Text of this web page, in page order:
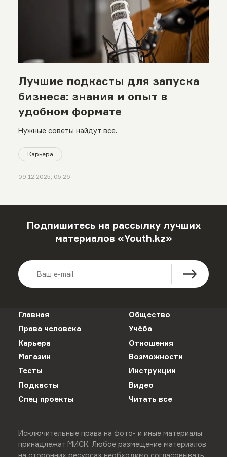
Лучшие подкасты для запуска
бизнеса: знания и опыт в
удобном формате
Нужные советы найдут все.
Карьера
09.12.2025, 05:26
Подпишитесь на рассылку лучших
материалов «Youth.kz»
Главная
Общество
Права человека
Учёба
Карьера
Отношения
Магазин
Возможности
Тесты
Инструкции
Подкасты
Видео
Спец проекты
Читать все
Исключительные права на фото- и иные материалы
принадлежат МИСК. Любое размещение материалов